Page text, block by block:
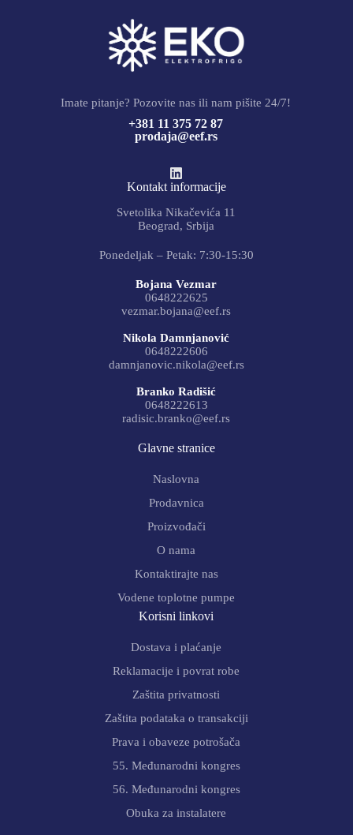
Imate pitanje? Pozovite nas ili nam pišite 24/7!
+381 11 375 72 87
prodaja@eef.rs
Kontakt informacije
Svetolika Nikačevića 11
Beograd, Srbija
Ponedeljak – Petak: 7:30-15:30
Bojana Vezmar
0648222625
vezmar.bojana@eef.rs
Nikola Damnjanović
0648222606
damnjanovic.nikola@eef.rs
Branko Radišić
0648222613
radisic.branko@eef.rs
Glavne stranice
Naslovna
Prodavnica
Proizvođači
O nama
Kontaktirajte nas
Vodene toplotne pumpe
Korisni linkovi
Dostava i plaćanje
Reklamacije i povrat robe
Zaštita privatnosti
Zaštita podataka o transakciji
Prava i obaveze potrošača
55. Međunarodni kongres
56. Međunarodni kongres
Obuka za instalatere